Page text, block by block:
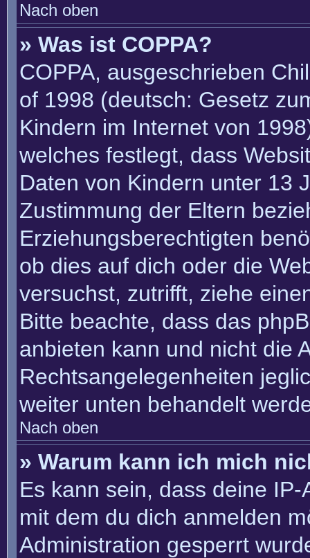
Nach oben
» Was ist COPPA?
COPPA, ausgeschrieben
of 1998 (deutsch: Gesetz
Kindern im Internet von
welches festlegt, dass
Daten von Kindern unter 13
Zustimmung der Eltern
Erziehungsberechtigten
ob dies auf dich oder die
versuchst, zutrifft, ziehe
Bitte beachte, dass das
anbieten kann und nicht die
Rechtsangelegenheiten
weiter unten behandelt
Nach oben
» Warum kann ich mich
Es kann sein, dass deine
mit dem du dich anmelden
Administration gesperrt